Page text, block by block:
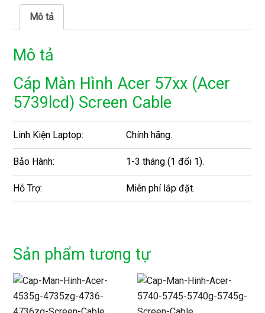
Mô tả
Mô tả
Cáp Màn Hình Acer 57xx (Acer
5739lcd) Screen Cable
Linh Kiện Laptop: Chính hãng.
Bảo Hành: 1-3 tháng (1 đổi 1).
Hỗ Trợ: Miễn phí lắp đặt.
Sản phẩm tương tự